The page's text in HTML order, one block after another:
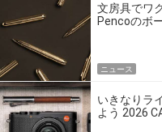
文房具でワ
Pencoのボ
ニュース
いきなりラ
よう 2026